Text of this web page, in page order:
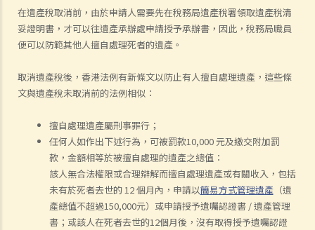
在遺產稅取消前，由於申請人需要先在稅務局遺產稅署領取遺產稅清
妥證明書，才可以往遺產承辦處申請授予承辦書，因此，稅務局職員
便可以防範其他人擅自處理死者的遺產。
取消遺產稅後，香港法例有新條文以防止有人擅自處理遺產，這些條
文與遺產稅未取消前的法例相似：
擅自處理遺產屬刑事罪行；
任何人如作出下述行為，可被罰款10,000 元及繳交附加罰
款，金額相等於被擅自處理的遺產之總值：
該人無合法權限或合理辯解而擅自處理遺產或有關收入，包括
未有於死者去世的 12 個月內，申請以簡易方式管理遺產（遺
產總值不超過150,000元）或申請授予遺囑認證書 / 遺產管理
書；或該人在死者去世的12個月後，沒有取得授予遺囑認證